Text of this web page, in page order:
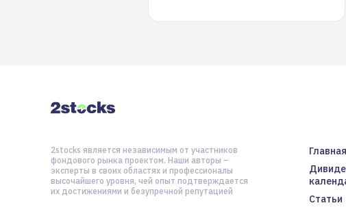
Главная
Статьи
2stocks является независимым от участников
фондового рынка проектом. Наши авторы –
эксперты в своих областях и профессионалы
высочайшего уровня, чей опыт подтверждается
их достижениями и безупречной репутацией